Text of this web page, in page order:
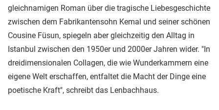
gleichnamigen Roman über die tragische Liebesgeschichte
zwischen dem Fabrikantensohn Kemal und seiner schönen
Cousine Füsun, spiegeln aber gleichzeitig den Alltag in
Istanbul zwischen den 1950er und 2000er Jahren wider. "In
dreidimensionalen Collagen, die wie Wunderkammern eine
eigene Welt erschaffen, entfaltet die Macht der Dinge eine
poetische Kraft", schreibt das Lenbachhaus.